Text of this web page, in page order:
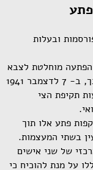
ובעלות
תוך הפתעה מוחלטת לצבא
האדום ולמדינה הסובייטית וכחצי שנה אחר-כך, ב- 7 לדצמבר 1941
תקיפת הצי
פתע אלו תוך
בשתי המעצמות.
של שני אישים
על מנת להוכיח כי